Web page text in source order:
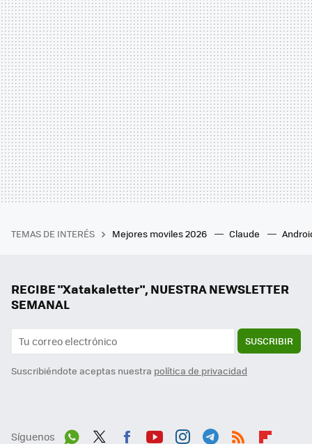
TEMAS DE INTERÉS Mejores moviles 2026 Claude
RECIBE "Xatakaletter", NUESTRA NEWSLETTER
SEMANAL
SUSCRIBIR
Suscribiéndote aceptas nuestra política de privacidad
Síguenos